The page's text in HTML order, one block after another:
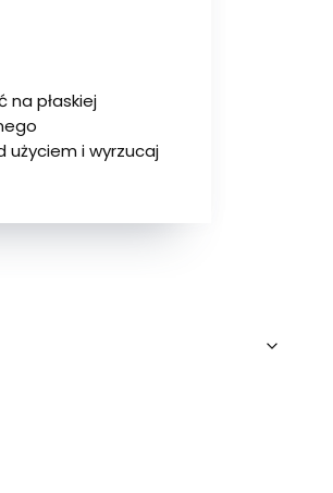
na płaskiej
użyciem i wyrzucaj